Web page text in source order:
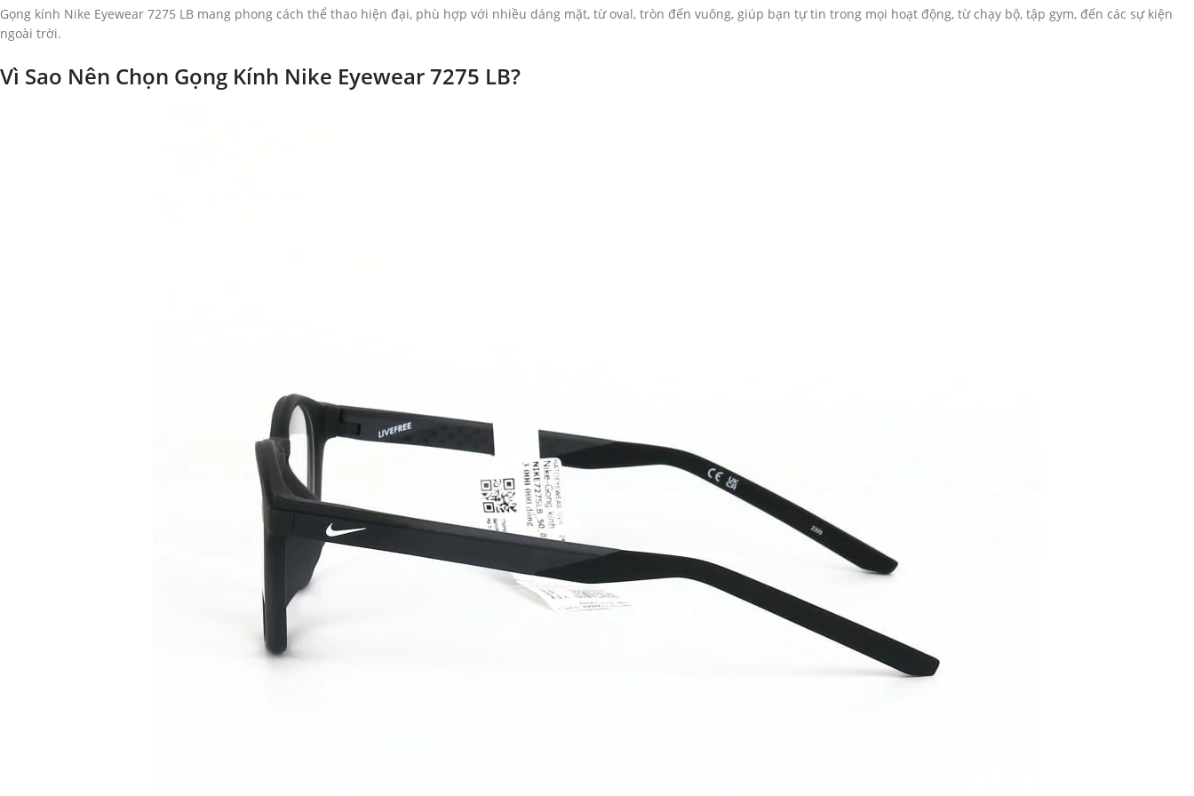
Gọng kính Nike Eyewear 7275 LB mang phong cách thể thao hiện đại, phù hợp với nhiều dáng mặt, từ oval, tròn đến vuông, giúp bạn tự tin trong mọi hoạt động, từ chạy bộ, tập gym, đến các sự kiện
ngoài trời.
Vì Sao Nên Chọn Gọng Kính Nike Eyewear 7275 LB?